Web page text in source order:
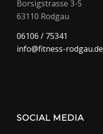
Borsigstrasse 3-5
63110 Rodgau
06106 / 75341
info@fitness-rodgau.de
SOCIAL MEDIA